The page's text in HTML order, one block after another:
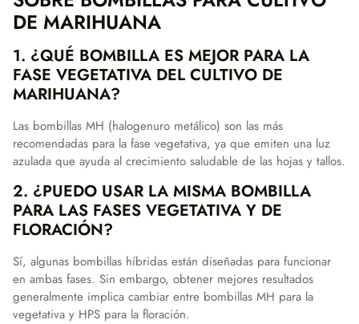
DE MARIHUANA
1. ¿QUÉ BOMBILLA ES MEJOR PARA LA
FASE VEGETATIVA DEL CULTIVO DE
MARIHUANA?
Las bombillas MH (halogenuro metálico) son las más
recomendadas para la fase vegetativa, ya que emiten una luz
azulada que ayuda al crecimiento saludable de las hojas y tallos.
2. ¿PUEDO USAR LA MISMA BOMBILLA
PARA LAS FASES VEGETATIVA Y DE
FLORACIÓN?
Sí, algunas bombillas híbridas están diseñadas para funcionar
en ambas fases. Sin embargo, obtener mejores resultados
generalmente implica cambiar entre bombillas MH para la
vegetativa y HPS para la floración.